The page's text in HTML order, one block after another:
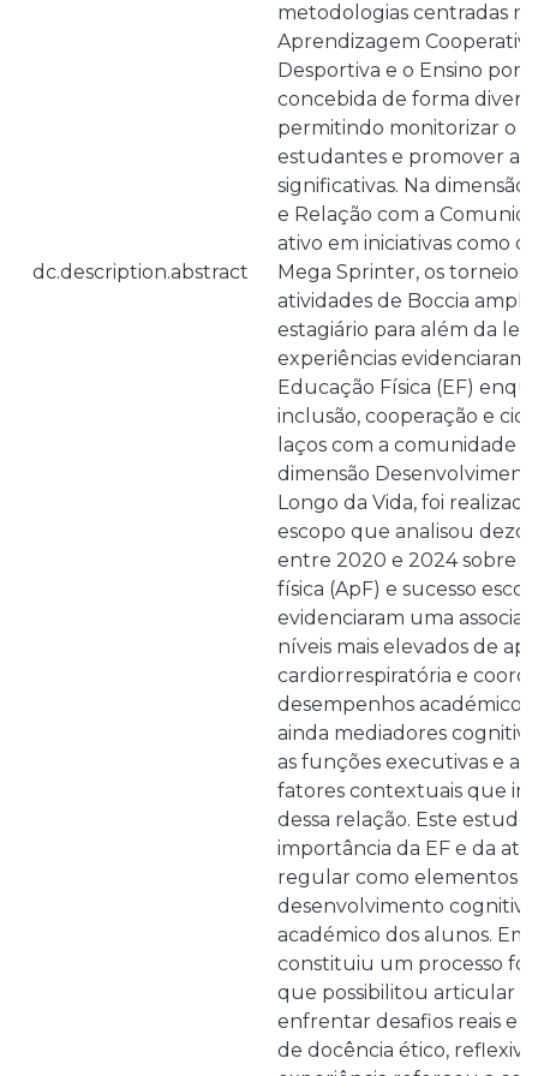
dc.description.abstract
metodologias centradas
Aprendizagem
Desportiva e o Ensino por
concebida de forma
permitindo monitorizar o
estudantes e promover
significativas. Na dimensão
e Relação com a
ativo em iniciativas como o
Mega Sprinter, os torneios
atividades de Boccia
estagiário para além da
experiências evidenciaram
Educação Física (EF)
inclusão, cooperação e
laços com a comunidade
dimensão
Longo da Vida, foi
escopo que analisou
entre 2020 e 2024 sobre
física (ApF) e sucesso
evidenciaram uma
níveis mais elevados de
cardiorrespiratória e
desempenhos
ainda mediadores
as funções executivas e a
fatores contextuais que
dessa relação. Este
importância da EF e da
regular como elementos
desenvolvimento
académico dos alunos. Em
constituiu um processo
que possibilitou articular
enfrentar desafios reais e
de docência ético,